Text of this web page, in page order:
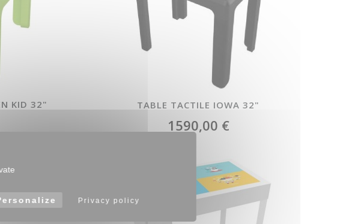
KID 32" TABLE TACTILE IOWA 32"
1590,00 €
Privacy policy